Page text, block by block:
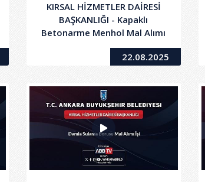
KIRSAL HİZMETLER DAİRESİ
BAŞKANLIĞI - Kapaklı
Betonarme Menhol Mal Alımı
22.08.2025